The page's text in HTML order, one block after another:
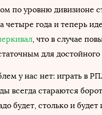
по уровню дивизионе
четыре года и теперь
, что в случае
для
у нас нет: играть в
всегда стараются
будет, столько и будет